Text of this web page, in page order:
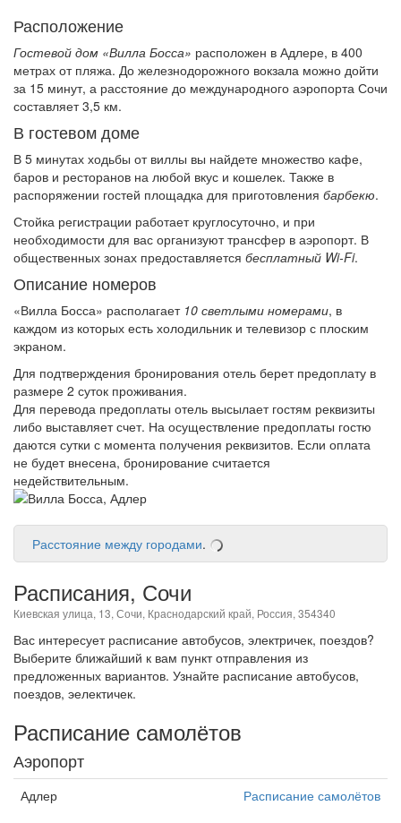
Расположение
Гостевой дом «Вилла Босса» расположен в Адлере, в 400
метрах от пляжа. До железнодорожного вокзала можно дойти
за 15 минут, а расстояние до международного аэропорта Сочи
составляет 3,5 км.
В гостевом доме
В 5 минутах ходьбы от виллы вы найдете множество кафе,
баров и ресторанов на любой вкус и кошелек. Также в
распоряжении гостей площадка для приготовления барбекю.
Стойка регистрации работает круглосуточно, и при
необходимости для вас организуют трансфер в аэропорт. В
общественных зонах предоставляется бесплатный Wi-Fi.
Описание номеров
«Вилла Босса» располагает 10 светлыми номерами, в
каждом из которых есть холодильник и телевизор с плоским
экраном.
Для подтверждения бронирования отель берет предоплату в
размере 2 суток проживания.
Для перевода предоплаты отель высылает гостям реквизиты
либо выставляет счет. На осуществление предоплаты гостю
даются сутки с момента получения реквизитов. Если оплата
не будет внесена, бронирование считается
недействительным.
Расстояние между городами.
Расписания, Сочи
Киевская улица, 13, Сочи, Краснодарский край, Россия, 354340
Вас интересует расписание автобусов, электричек, поездов?
Выберите ближайший к вам пункт отправления из
предложенных вариантов. Узнайте расписание автобусов,
поездов, эелектичек.
Расписание самолётов
Аэропорт
Адлер Расписание самолётов